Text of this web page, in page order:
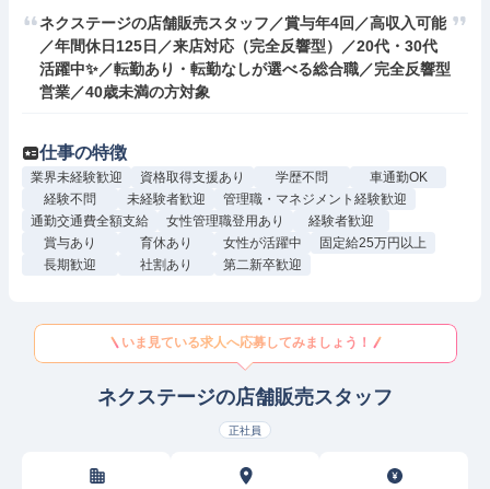
ネクステージの店舗販売スタッフ／賞与年4回／高収入可能
／年間休日125日／来店対応（完全反響型）／20代・30代
活躍中✨／転勤あり・転勤なしが選べる総合職／完全反響型
営業／40歳未満の方対象
仕事の特徴
業界未経験歓迎 資格取得支援あり 学歴不問
車通勤OK
経験不問
未経験者歓迎
管理職・マネジメント経験歓迎
通勤交通費全額支給
女性管理職登用あり
経験者歓迎
賞与あり
育休あり 女性が活躍中
固定給25万円以上
長期歓迎
社割あり 第二新卒歓迎
いま見ている求人へ応募してみましょう！
ネクステージの店舗販売スタッフ
正社員